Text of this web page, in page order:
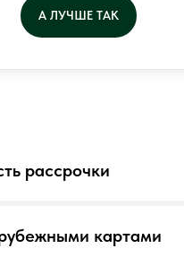
А ЛУЧШЕ ТАК
рассрочки
картами